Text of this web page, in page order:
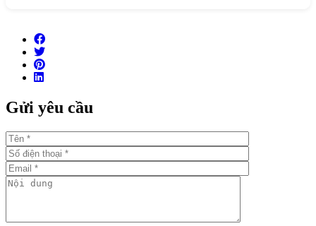
Tổng số căn hộ: 472 căn
Số căn hộ/ sàn: 7-8 căn/sàn
Số tầng hầm: 2 tầng
Tổng số hồ bơi: Có 2 hồ bơi
Số chỗ đậu xe hơi: Tỷ lệ 1:1
Tiêu chuẩn bàn giao: Bàn giao hoàn thiện liên tường, nội
thất cao cấp của những thương hiệu lớn
Thời gian bàn giao dự kiến: Q1/2021
Vị trí đắc địa tại Thủ Thiêm và ngay sát sông Sài Gòn
Gửi yêu cầu